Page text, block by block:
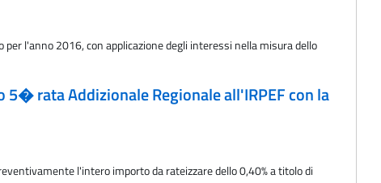
l'anno 2016, con applicazione degli interessi nella misura dello
rata Addizionale Regionale all'IRPEF con la
l'intero importo da rateizzare dello 0,40% a titolo di